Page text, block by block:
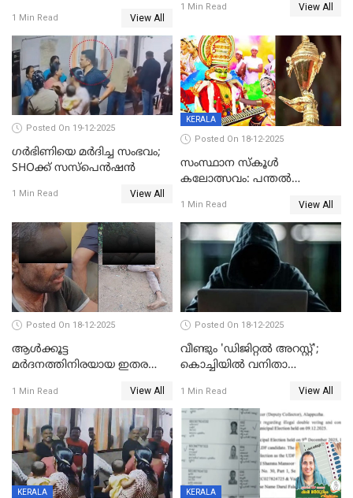
ക്ലീനര്‍ പിടിയിൽ
1 Min Read View All
യുവതി
1 Min Read View All
Posted On 19-12-2025
ഗര്‍ഭിണിയെ മർദിച്ച സംഭവം;
SHOക്ക് സസ്പെൻഷൻ
1 Min Read View All
KERALA
Posted On 18-12-2025
സംസ്ഥാന സ്കൂൾ
കലോത്സവം: പന്തൽ
1 Min Read View All
Posted On 18-12-2025
ആൾക്കൂട്ട
മർദനത്തിനിരയായ ഇതര
നടുക്കുന്ന സംഭവം
വാളയാറിൽ
1 Min Read View All
Posted On 18-12-2025
വീണ്ടും 'ഡിജിറ്റല്‍ അറസ്റ്റ്';
കൊച്ചിയില്‍ വനിതാ
കോടി രൂപ
1 Min Read View All
KERALA KERALA